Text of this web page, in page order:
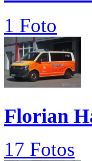
1 Foto
Florian
17 Fotos